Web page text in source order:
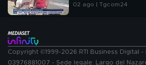
02 ago | Tgcom24
Copyright ©1999-2026 RTI Business Digital -
03976881007 - Sede legale: Largo del